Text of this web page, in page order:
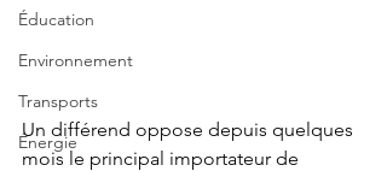
Éducation
Environnement
Transports
Énergie
Un différend oppose depuis quelques
mois le principal importateur de